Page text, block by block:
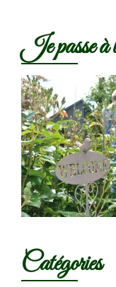
Je passe à
Catégories